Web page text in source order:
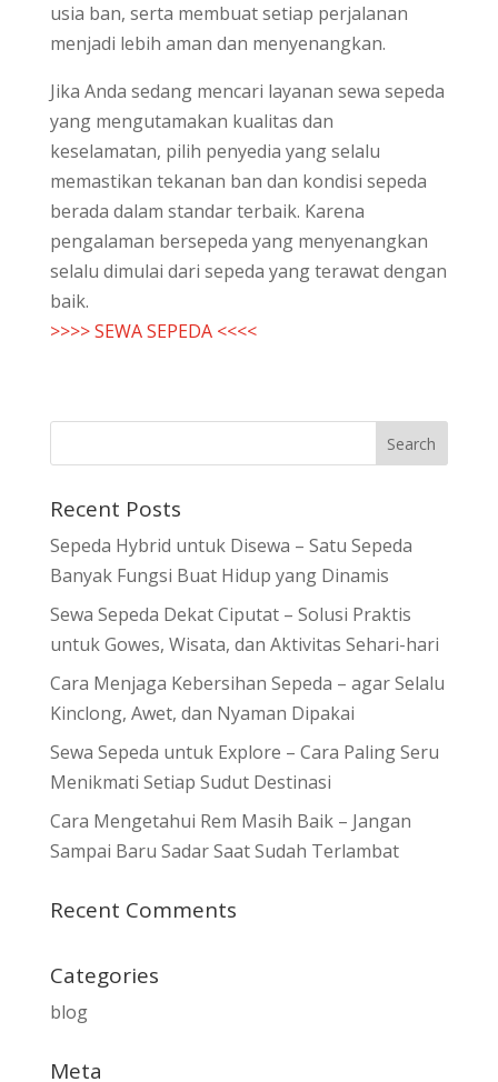
usia ban, serta membuat setiap perjalanan
menjadi lebih aman dan menyenangkan.
Jika Anda sedang mencari layanan sewa sepeda
yang mengutamakan kualitas dan
keselamatan, pilih penyedia yang selalu
memastikan tekanan ban dan kondisi sepeda
berada dalam standar terbaik. Karena
pengalaman bersepeda yang menyenangkan
selalu dimulai dari sepeda yang terawat dengan
baik.
>>>> SEWA SEPEDA <<<<
Recent Posts
Sepeda Hybrid untuk Disewa – Satu Sepeda
Banyak Fungsi Buat Hidup yang Dinamis
Sewa Sepeda Dekat Ciputat – Solusi Praktis
untuk Gowes, Wisata, dan Aktivitas Sehari-hari
Cara Menjaga Kebersihan Sepeda – agar Selalu
Kinclong, Awet, dan Nyaman Dipakai
Sewa Sepeda untuk Explore – Cara Paling Seru
Menikmati Setiap Sudut Destinasi
Cara Mengetahui Rem Masih Baik – Jangan
Sampai Baru Sadar Saat Sudah Terlambat
Recent Comments
Categories
blog
Meta